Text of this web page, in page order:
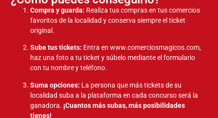
Compra y guarda: Realiza tus compras en tus comercios
favoritos de la localidad y conserva siempre el ticket
original.
Sube tus tickets: Entra enwww.comerciosmagicos.com,
haz una foto a tu ticket y súbelo mediante el formulario
con tu nombre y teléfono.
Suma opciones: La persona que más tickets de su
localidad suba a la plataforma en cada concurso será la
ganadora. ¡Cuantos más subas, más posibilidades
tienes!